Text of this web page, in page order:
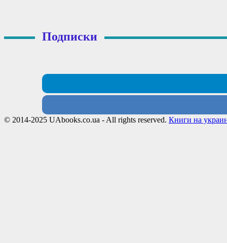
Подписки
© 2014-2025 UAbooks.co.ua - All rights reserved. Книги на